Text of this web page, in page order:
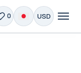
0 USD